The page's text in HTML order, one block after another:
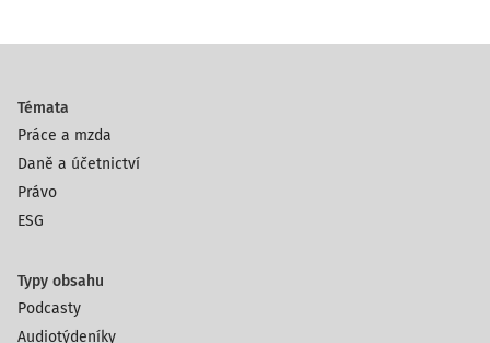
Témata
Práce a mzda
Daně a účetnictví
Právo
ESG
Typy obsahu
Podcasty
Audiotýdeníky